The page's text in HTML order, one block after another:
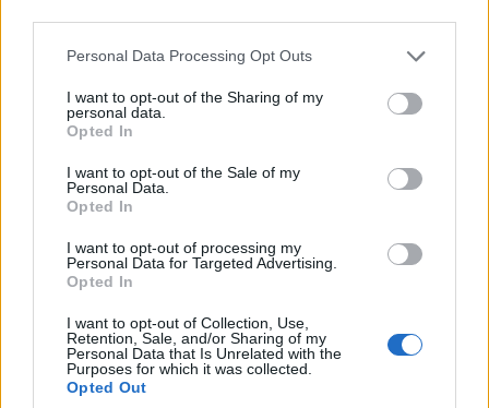
Please note that this website/app uses one or more Google
not limited to your visit or usage behaviour. You may click to
grant or deny consent to Google and its third-party tags to
use your data for below specified purposes in below Google
consent section.
Personal Data Processing Opt Outs
I want to opt-out of the Sharing of my
personal data.
Opted In
I want to opt-out of the Sale of my
Personal Data.
Opted In
I want to opt-out of processing my
Personal Data for Targeted Advertising.
Opted In
I want to opt-out of Collection, Use,
Retention, Sale, and/or Sharing of my
Personal Data that Is Unrelated with the
Purposes for which it was collected.
Opted Out
Feliratkozom a hírlevélre és elfogadom az
adatvédelmi
szabályzatot!
FELIRATKOZÁS
LEGFRISSEBB
Országos hírek
MEGÉRKEZETT AZ ESŐ A DUNA
VÍZGYŰJTŐJÉRE